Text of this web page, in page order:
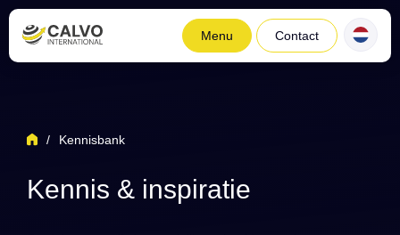
Menu Contact
/ Kennisbank
Kennis & inspiratie